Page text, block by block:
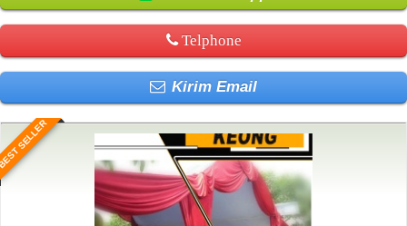
Telphone
Kirim Email
SELLER